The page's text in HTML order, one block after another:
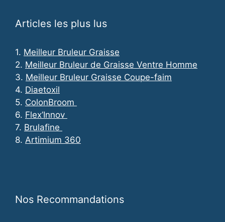
Articles les plus lus
1. Meilleur Bruleur Graisse
2. Meilleur Bruleur de Graisse Ventre Homme
3. Meilleur Bruleur Graisse Coupe-faim
4. Diaetoxil
5. ColonBroom
6. Flex’Innov
7. Brulafine
8. Artimium 360
Nos Recommandations